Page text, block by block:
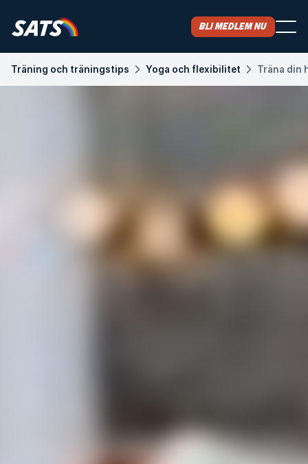
Bli medlem nu
Träning och träningstips Yoga och flexibilitet Träna din